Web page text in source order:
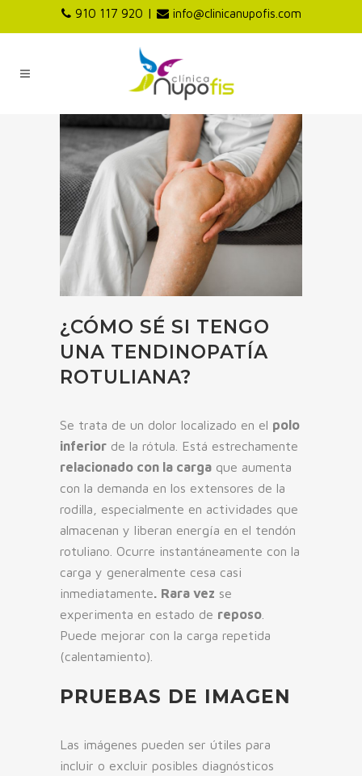
910 117 920 | info@clinicanupofis.com
¿CÓMO SÉ SI TENGO
UNA TENDINOPATÍA
ROTULIANA?
Se trata de un dolor localizado en el polo
inferior de la rótula. Está estrechamente
relacionado con la carga que aumenta
con la demanda en los extensores de la
rodilla, especialmente en actividades que
almacenan y liberan energía en el tendón
rotuliano. Ocurre instantáneamente con la
carga y generalmente cesa casi
inmediatamente. Rara vez se
experimenta en estado de reposo
Puede mejorar con la carga repetida
(calentamiento).
PRUEBAS DE IMAGEN
Las imágenes pueden ser útiles para
incluir o excluir posibles diagnósticos